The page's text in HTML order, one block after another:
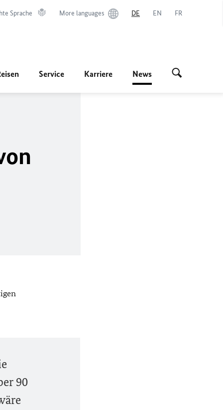
Sprache More languages DE EN FR
Service Karriere News
90